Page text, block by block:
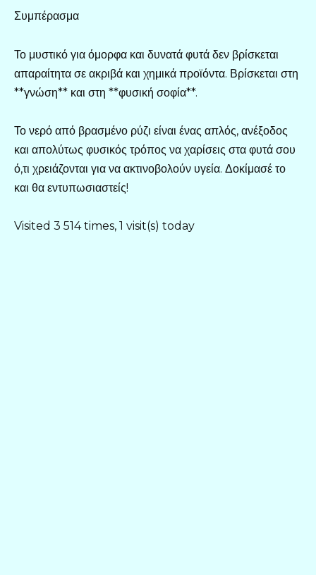
Συμπέρασμα
Το μυστικό για όμορφα και δυνατά φυτά δεν βρίσκεται
απαραίτητα σε ακριβά και χημικά προϊόντα. Βρίσκεται στη
**γνώση** και στη **φυσική σοφία**.
Το νερό από βρασμένο ρύζι είναι ένας απλός, ανέξοδος
και απολύτως φυσικός τρόπος να χαρίσεις στα φυτά σου
ό,τι χρειάζονται για να ακτινοβολούν υγεία. Δοκίμασέ το
και θα εντυπωσιαστείς!
Visited 3 514 times, 1 visit(s) today